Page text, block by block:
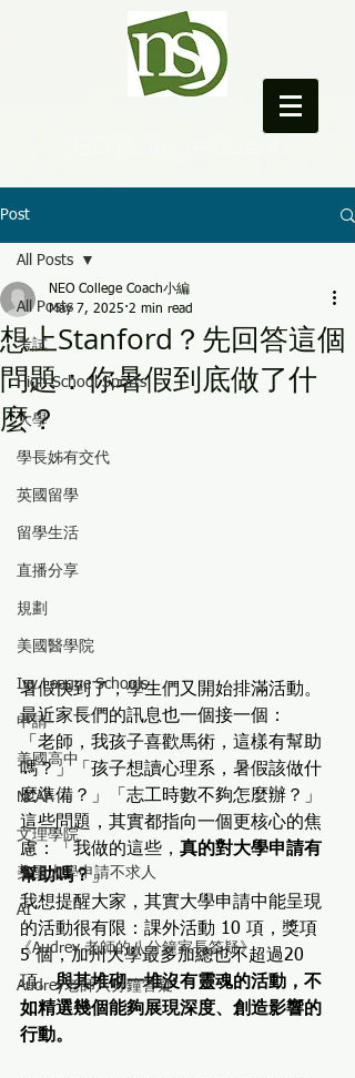
Post
All Posts
考試
High School Sports
大學
學長姊有交代
英國留學
留學生活
直播分享
規劃
美國醫學院
Ivy League Schools
申請
美國高中
NCAA
文理學院
美國大學申請不求人
AI
《Audrey 老師的八分鐘家長答疑》
Audrey老師八分鐘答疑
All Posts
想上Stanford？先回答這個
問題：你暑假到底做了什
麼？
NEO College Coach小編
May 7, 2025 2 min read
暑假快到了，學生們又開始排滿活動。
最近家長們的訊息也一個接一個：
「老師，我孩子喜歡馬術，這樣有幫助
嗎？」「孩子想讀心理系，暑假該做什
麼準備？」「志工時數不夠怎麼辦？」
這些問題，其實都指向一個更核心的焦
慮：「我做的這些， 真的對大學申請有
幫助嗎？」
我想提醒大家，其實大學申請中能呈現
的活動很有限：課外活動 10 項，獎項
5 個，加州大學最多加總也不超過20
項。與其堆砌一堆沒有靈魂的活動，不
如精選幾個能夠展現深度、創造影響的
行動。